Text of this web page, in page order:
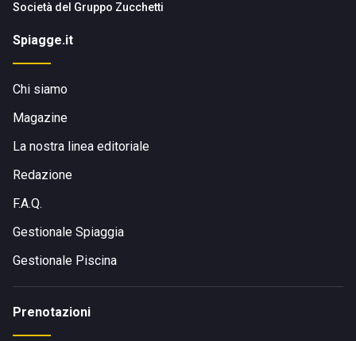
Società del Gruppo Zucchetti
Spiagge.it
Chi siamo
Magazine
La nostra linea editoriale
Redazione
F.A.Q.
Gestionale Spiaggia
Gestionale Piscina
Prenotazioni